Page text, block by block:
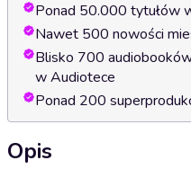
Ponad 50.000 tytułów
Nawet 500 nowości
Blisko 700
w Audiotece
Ponad 200
Opis